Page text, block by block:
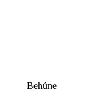
Behúne